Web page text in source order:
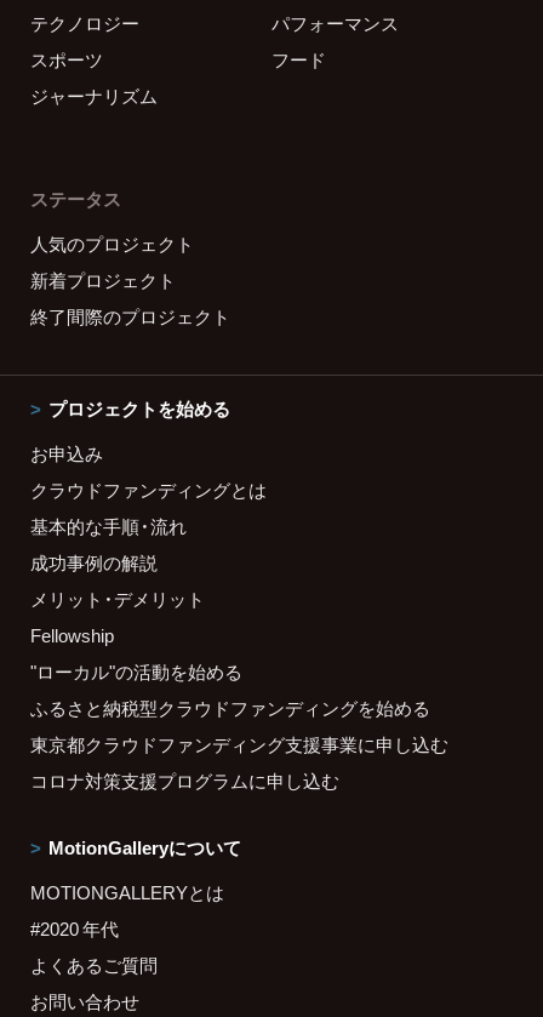
テクノロジー
パフォーマンス
スポーツ
フード
ジャーナリズム
ステータス
人気のプロジェクト
新着プロジェクト
終了間際のプロジェクト
プロジェクトを始める
お申込み
クラウドファンディングとは
基本的な手順・流れ
成功事例の解説
メリット・デメリット
Fellowship
"ローカル"の活動を始める
ふるさと納税型クラウドファンディングを始める
東京都クラウドファンディング支援事業に申し込む
コロナ対策支援プログラムに申し込む
MotionGalleryについて
MOTIONGALLERYとは
#2020 年代
よくあるご質問
お問い合わせ